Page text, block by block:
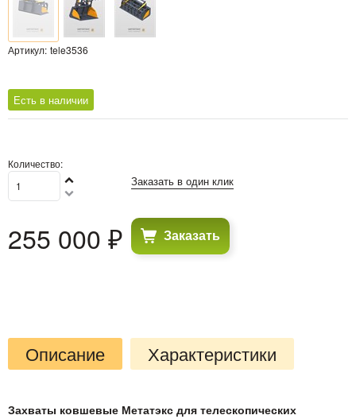
Артикул: tele3536
Есть в наличии
Количество:
255 000 ₽
Заказать в один клик
Заказать
Описание Характеристики
Захваты ковшевые Метатэкс для телескопических